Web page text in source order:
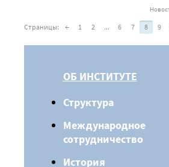
Страницы: ← 1 2 ... 6 7 8 9
ОБ ИНСТИТУТЕ
Структура
Международное
сотрудничество
История